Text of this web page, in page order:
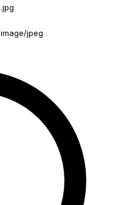
.jpg
image/jpeg